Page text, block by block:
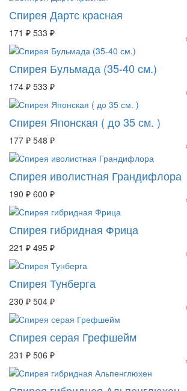
Спирея Дартс красная
171 ₽ 533 ₽
Спирея Бульмада (35-40 см.)
174 ₽ 533 ₽
Спирея Японская ( до 35 см. )
177 ₽ 548 ₽
Спирея иволистная Грандифлора
190 ₽ 600 ₽
Спирея гибридная Фрица
221 ₽ 495 ₽
Спирея Тунберга
230 ₽ 504 ₽
Спирея серая Грефшейм
231 ₽ 506 ₽